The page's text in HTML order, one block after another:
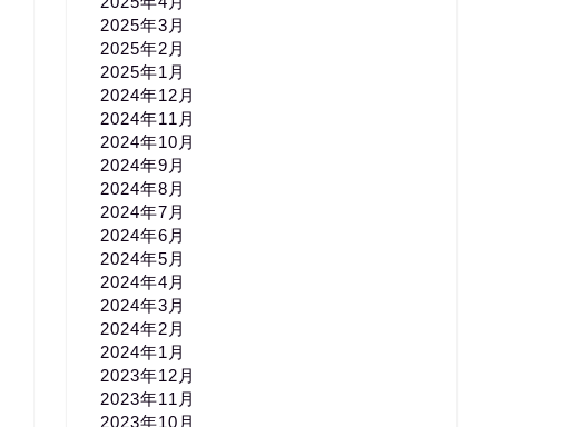
2025年3月
2025年2月
2025年1月
2024年12月
2024年11月
2024年10月
2024年9月
2024年8月
2024年7月
2024年6月
2024年5月
2024年4月
2024年3月
2024年2月
2024年1月
2023年12月
2023年11月
2023年10月